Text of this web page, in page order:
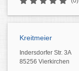
Kreitmeier
Indersdorfer Str. 3A
85256 Vierkirchen